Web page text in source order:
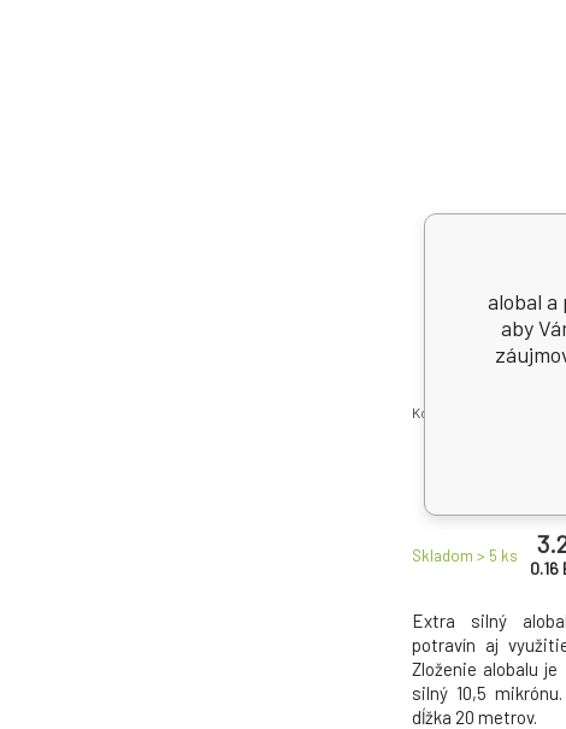
Kód: 2307192
Fino
alobalu
Skladom > 5 ks
0.16
Extra silný
potravín aj
Zloženie alobalu
silný 10,5
dĺžka 20 metrov.
alobal
aby